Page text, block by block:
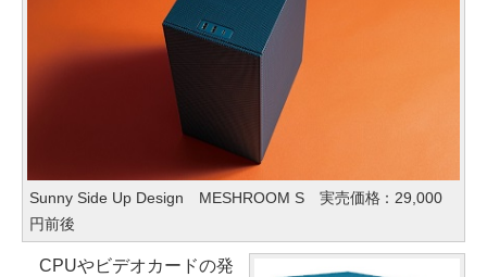
Sunny Side Up Design MESHROOM S 実売価格：29,000
円前後
CPUやビデオカードの発